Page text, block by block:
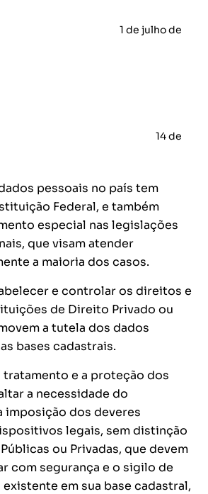
1 de julho de
14 de
pessoais no país tem
Federal, e também
especial nas legislações
que visam atender
a maioria dos casos.
e controlar os direitos e
de Direito Privado ou
a tutela dos dados
bases cadastrais.
tratamento e a proteção dos
a necessidade do
imposição dos deveres
legais, sem distinção
ou Privadas, que devem
com segurança e o sigilo de
em sua base cadastral,